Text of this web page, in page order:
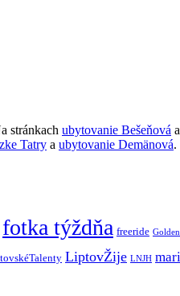
stránkach ubytovanie Bešeňová a
Tatry a ubytovanie Demänová.
fotka týždňa freeride
LiptovŽije LNJH